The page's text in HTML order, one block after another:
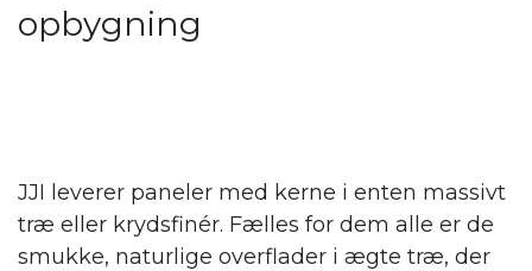
opbygning
JJI leverer paneler med kerne i enten massivt
træ eller krydsfinér. Fælles for dem alle er de
smukke, naturlige overflader i ægte træ, der